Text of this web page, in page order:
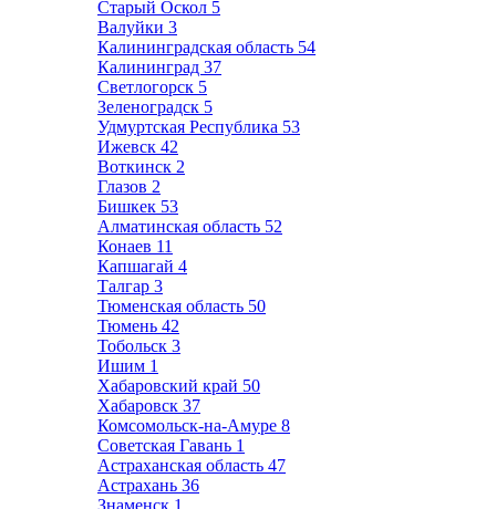
Старый Оскол 5
Валуйки 3
Калининградская область 54
Калининград 37
Светлогорск 5
Зеленоградск 5
Удмуртская Республика 53
Ижевск 42
Воткинск 2
Глазов 2
Бишкек 53
Алматинская область 52
Конаев 11
Капшагай 4
Талгар 3
Тюменская область 50
Тюмень 42
Тобольск 3
Ишим 1
Хабаровский край 50
Хабаровск 37
Комсомольск-на-Амуре 8
Советская Гавань 1
Астраханская область 47
Астрахань 36
Знаменск 1